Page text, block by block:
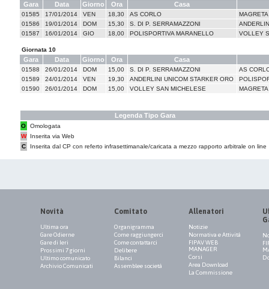
Gara Data Giorno Ora Casa
01585 17/01/2014 VEN 18,30 AS CORLO
01586
19/01/2014 DOM 15,30 S. DI P. SERRAMAZZONI
01587
16/01/2014 GIO 18,00 POLISPORTIVA MARANELLO VOLLEY
Giornata 10
Gara Data Giorno Ora Casa
01588 26/01/2014 DOM 15,00 S. DI P. SERRAMAZZONI
AS
01589
24/01/2014 VEN 19,30 ANDERLINI UNICOM STARKER ORO
01590
26/01/2014 DOM 15,00 VOLLEY SAN MICHELESE
Legenda Tipo Gara
O
Omologata
W
Inserita via Web
C
Inserita dal CP con referto infrasettimanale/caricata a mezzo rapporto arbitrale on line
Novità
Ultima ora
Gare Odierne
Gare di Ieri
Prossimi 7 giorni
Ultimo comunicato
Archivio Comunicati
Comitato
Organigramma
Come raggiungerci
Come contattarci
Delibere
Bilanci
Assemblee società
Allenatori
Notizie
Normativa e Attività
FIPAV WEB
MANAGER
Corsi
Area Download
La Commissione